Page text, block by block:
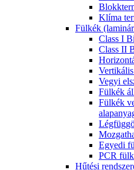
Klíma
Fülkék
Class I
Class II
Vegyi
Fülkék
Fülkék
Egyedi
PCR
Hűtési